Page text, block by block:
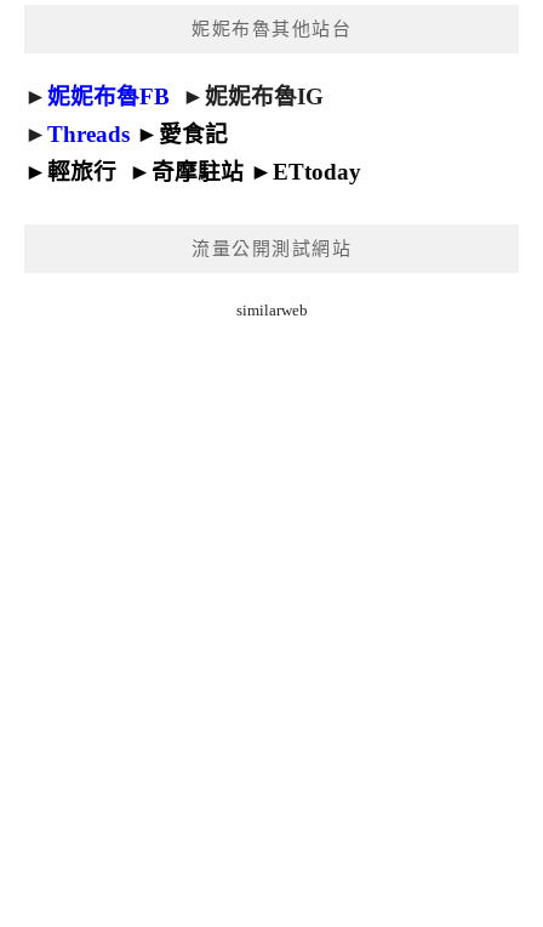
妮妮布魯其他站台
►妮妮布魯FB ►妮妮布魯IG
►Threads ► 愛食記
►輕旅行 ► 奇摩駐站 ►ETtoday
流量公開測試網站
similarweb